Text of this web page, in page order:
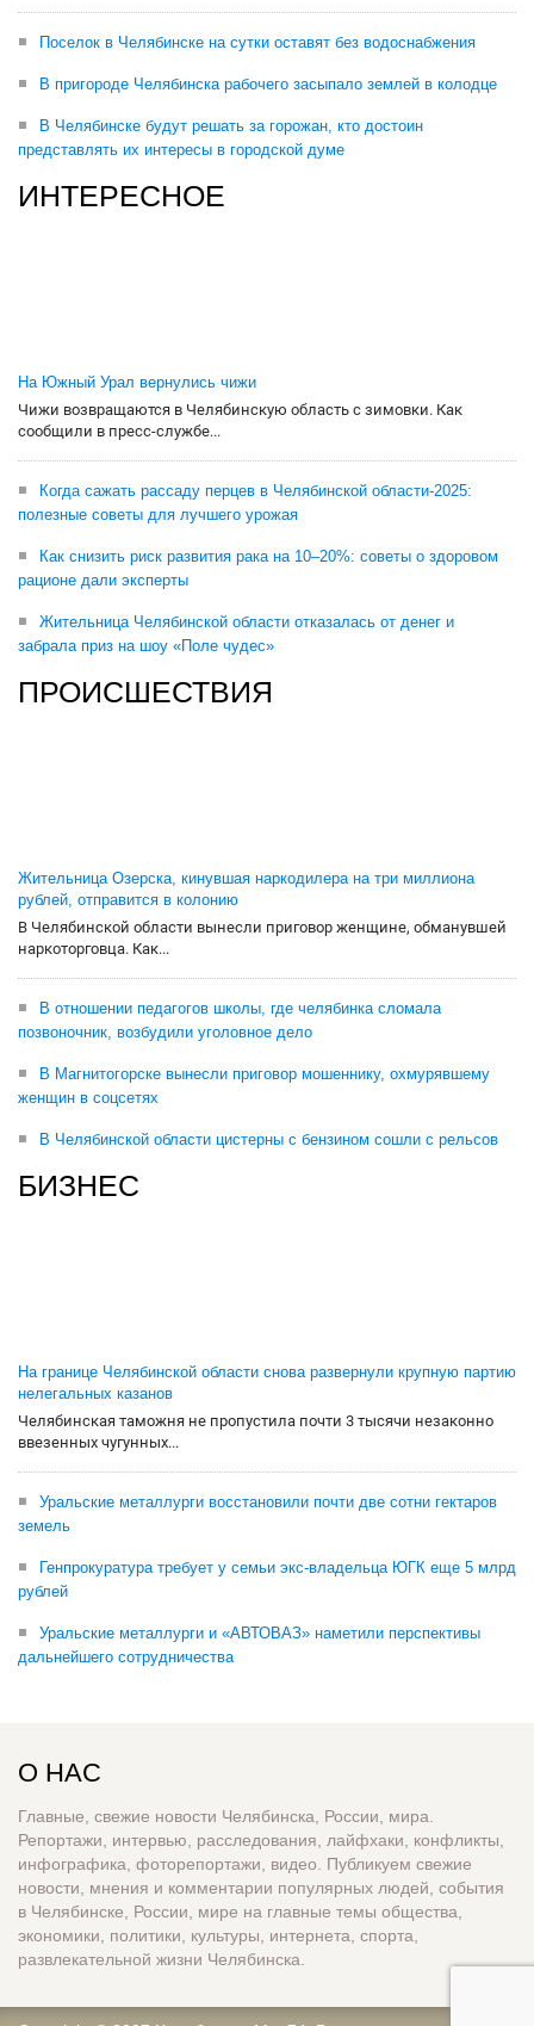
Поселок в Челябинске на сутки оставят без водоснабжения
В пригороде Челябинска рабочего засыпало землей в колодце
В Челябинске будут решать за горожан, кто достоин
представлять их интересы в городской думе
ИНТЕРЕСНОЕ
На Южный Урал вернулись чижи
Чижи возвращаются в Челябинскую область с зимовки. Как
сообщили в пресс-службе...
Когда сажать рассаду перцев в Челябинской области-2025:
полезные советы для лучшего урожая
Как снизить риск развития рака на 10–20%: советы о здоровом
рационе дали эксперты
Жительница Челябинской области отказалась от денег и
забрала приз на шоу «Поле чудес»
ПРОИСШЕСТВИЯ
Жительница Озерска, кинувшая наркодилера на три миллиона
рублей, отправится в колонию
В Челябинской области вынесли приговор женщине, обманувшей
наркоторговца. Как...
В отношении педагогов школы, где челябинка сломала
позвоночник, возбудили уголовное дело
В Магнитогорске вынесли приговор мошеннику, охмурявшему
женщин в соцсетях
В Челябинской области цистерны с бензином сошли с рельсов
БИЗНЕС
На границе Челябинской области снова развернули крупную партию
нелегальных казанов
Челябинская таможня не пропустила почти 3 тысячи незаконно
ввезенных чугунных...
Уральские металлурги восстановили почти две сотни гектаров
земель
Генпрокуратура требует у семьи экс-владельца ЮГК еще 5 млрд
рублей
Уральские металлурги и «АВТОВАЗ» наметили перспективы
дальнейшего сотрудничества
О НАС
Главные, свежие новости Челябинска, России, мира.
Репортажи, интервью, расследования, лайфхаки, конфликты,
инфографика, фоторепортажи, видео. Публикуем свежие
новости, мнения и комментарии популярных людей, события
в Челябинске, России, мире на главные темы общества,
экономики, политики, культуры, интернета, спорта,
развлекательной жизни Челябинска.